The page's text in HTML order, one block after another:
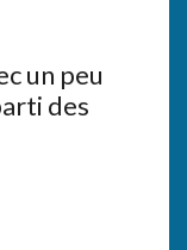
un peu
des